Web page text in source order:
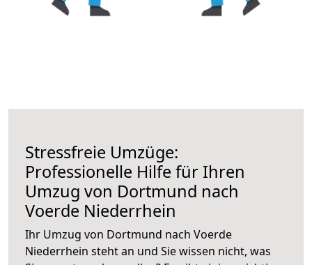
Stressfreie Umzüge:
Professionelle Hilfe für Ihren
Umzug von Dortmund nach
Voerde Niederrhein
Ihr Umzug von Dortmund nach Voerde
Niederrhein steht an und Sie wissen nicht, was